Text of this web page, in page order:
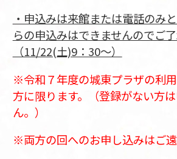
・申込みは来館または電話のみ
らの申込みはできませんのでご了
（11/22(土)9：30～）
※令和７年度の城東プラザの利
方に限ります。（登録がない方
ん。）
※両方の回へのお申し込みはご遠